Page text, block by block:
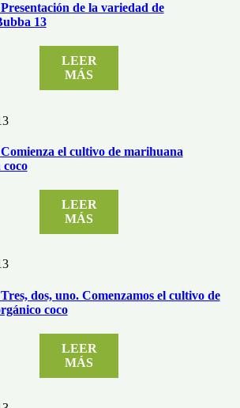
de la variedad de
13
LEER
MÁS
el cultivo de marihuana
coco
LEER
MÁS
dos, uno. Comenzamos el cultivo de
coco
LEER
MÁS